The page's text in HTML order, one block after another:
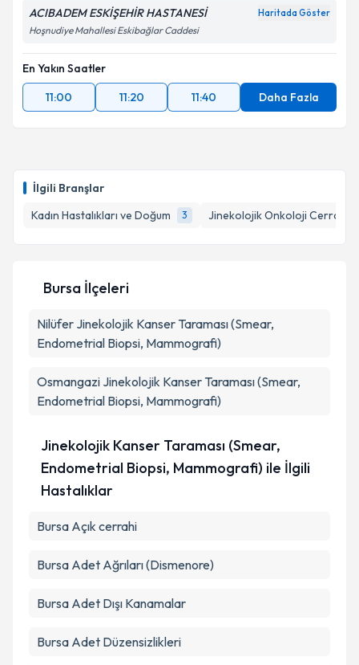
İlgili Branşlar
Kadın Hastalıkları ve Doğum
3 Jinekolojik Onkoloji Cerrahisi
ACIBADEM ESKİŞEHİR HASTANESİ Haritada Göster
Hoşnudiye Mahallesi Eskibağlar Caddesi
En Yakın Saatler
11:00
11:20 11:40 Daha Fazla
Bursa İlçeleri
Nilüfer Jinekolojik Kanser Taraması (Smear,
Endometrial Biopsi, Mammografi)
Osmangazi Jinekolojik Kanser Taraması (Smear,
Endometrial Biopsi, Mammografi)
Jinekolojik Kanser Taraması (Smear,
Endometrial Biopsi, Mammografi) ile İlgili
Hastalıklar
Bursa Açık cerrahi
Bursa Adet Ağrıları (Dismenore)
Bursa Adet Dışı Kanamalar
Bursa Adet Düzensizlikleri